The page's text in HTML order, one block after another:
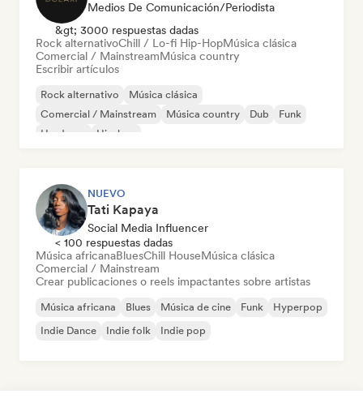
Medios De Comunicación/Periodista
&gt; 3000 respuestas dadas
Rock alternativoChill / Lo-fi Hip-HopMúsica clásica
Comercial / MainstreamMúsica country
Escribir artículos
Rock alternativo
Música clásica
Comercial / Mainstream
Música country Dub
Funk
Hardcore
Hip-hop
NUEVO
Tati Kapaya
Social Media Influencer
< 100 respuestas dadas
Música africanaBluesChill HouseMúsica clásica
Comercial / Mainstream
Crear publicaciones o reels impactantes sobre artistas
Música africana Blues Música de cine Funk
Hyperpop
Indie Dance
Indie folk Indie pop